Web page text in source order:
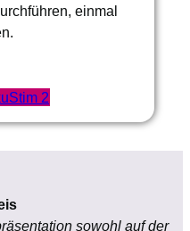
einmal
2
sowohl auf der